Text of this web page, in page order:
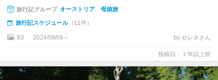
ハ
ル
シ
ッ
旅行記グループ オーストリア 母娘旅
旅行記スケジュール（11件）
63 2024/09/09～ by セレネさん
投稿日：１年以上前